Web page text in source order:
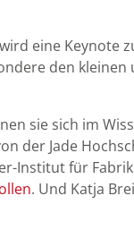
eine Keynote
den
sie sich im
der Jade
Institut für
. Und Katja